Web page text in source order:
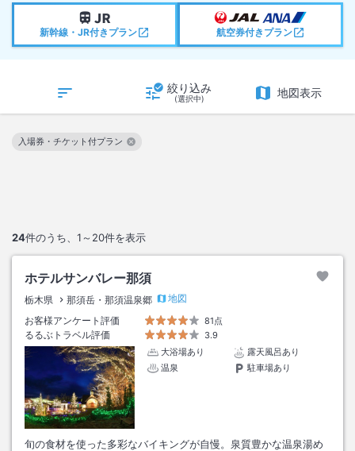
新幹線・JR付きプラン 航空券付きプラン
絞り込み
(選択中) 地図表示
24件のうち、 1～20件を表示
入場券・チケット付プラン
この絞り込み条件を解除
ホテルサンバレー那須
栃木県 那須岳・那須温泉郷
地図
お客様アンケート評価
81点
るるぶトラベル評価
3.9
大浴場あり
露天風呂あり
温泉
駐車場あり
旬の食材を使った多彩なバイキングが自慢。泉質豊かな温泉湯め